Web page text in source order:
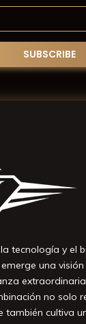
tecnología y el
una
no solo
también cultiva